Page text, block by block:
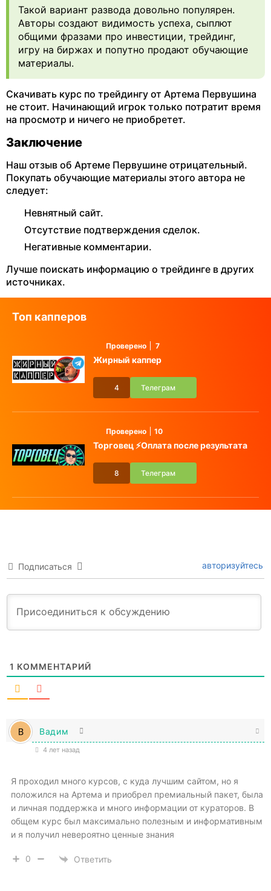
Такой вариант развода довольно популярен.
Авторы создают видимость успеха, сыплют
общими фразами про инвестиции, трейдинг,
игру на биржах и попутно продают обучающие
материалы.
Скачивать курс по трейдингу от Артема Первушина
не стоит. Начинающий игрок только потратит время
на просмотр и ничего не приобретет.
Заключение
Наш отзыв об Артеме Первушине отрицательный.
Покупать обучающие материалы этого автора не
следует:
Невнятный сайт.
Отсутствие подтверждения сделок.
Негативные комментарии.
Лучше поискать информацию о трейдинге в других
источниках.
Топ капперов
Проверено 7
Жирный каппер
4 Телеграм
Проверено 10
Торговец ⚡️Оплата после результата
8 Телеграм
Подписаться авторизуйтесь
1 КОММЕНТАРИЙ
Вадим
4 лет назад
Я проходил много курсов, с куда лучшим сайтом, но я
положился на Артема и приобрел премиальный пакет, была
и личная поддержка и много информации от кураторов. В
общем курс был максимально полезным и информативным
и я получил невероятно ценные знания
0 Ответить